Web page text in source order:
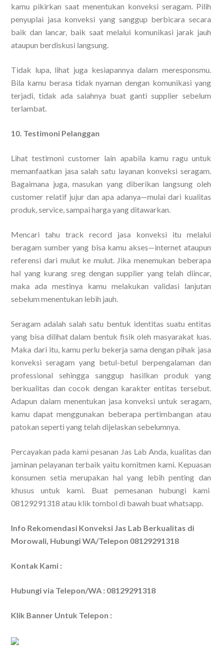
kamu pikirkan saat menentukan konveksi seragam. Pilih
penyuplai jasa konveksi yang sanggup berbicara secara
baik dan lancar, baik saat melalui komunikasi jarak jauh
ataupun berdiskusi langsung.
Tidak lupa, lihat juga kesiapannya dalam meresponsmu.
Bila kamu berasa tidak nyaman dengan komunikasi yang
terjadi, tidak ada salahnya buat ganti supplier sebelum
terlambat.
10. Testimoni Pelanggan
Lihat testimoni customer lain apabila kamu ragu untuk
memanfaatkan jasa salah satu layanan konveksi seragam.
Bagaimana juga, masukan yang diberikan langsung oleh
customer relatif jujur dan apa adanya—mulai dari kualitas
produk, service, sampai harga yang ditawarkan.
Mencari tahu track record jasa konveksi itu melalui
beragam sumber yang bisa kamu akses—internet ataupun
referensi dari mulut ke mulut. Jika menemukan beberapa
hal yang kurang sreg dengan supplier yang telah diincar,
maka ada mestinya kamu melakukan validasi lanjutan
sebelum menentukan lebih jauh.
Seragam adalah salah satu bentuk identitas suatu entitas
yang bisa dilihat dalam bentuk fisik oleh masyarakat luas.
Maka dari itu, kamu perlu bekerja sama dengan pihak jasa
konveksi seragam yang betul-betul berpengalaman dan
professional sehingga sanggup hasilkan produk yang
berkualitas dan cocok dengan karakter entitas tersebut.
Adapun dalam menentukan jasa konveksi untuk seragam,
kamu dapat menggunakan beberapa pertimbangan atau
patokan seperti yang telah dijelaskan sebelumnya.
Percayakan pada kami pesanan Jas Lab Anda, kualitas dan
jaminan pelayanan terbaik yaitu komitmen kami. Kepuasan
konsumen setia merupakan hal yang lebih penting dan
khusus untuk kami. Buat pemesanan hubungi kami
08129291318 atau klik tombol di bawah buat whatsapp.
Info Rekomendasi Konveksi Jas Lab Berkualitas di
Morowali, Hubungi WA/Telepon 08129291318
Kontak Kami :
Hubungi via Telepon/WA : 08129291318
Klik Banner Untuk Telepon :